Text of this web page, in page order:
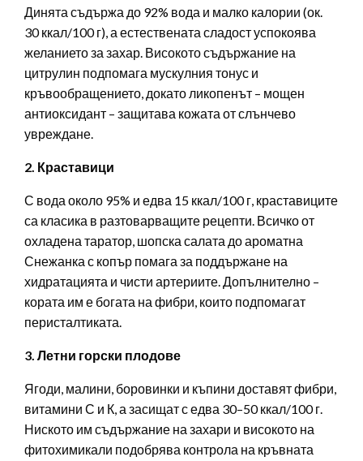
Динята съдържа до 92% вода и малко калории (ок.
30 ккал/100 г), а естествената сладост успокоява
желанието за захар. Високото съдържание на
цитрулин подпомага мускулния тонус и
кръвообращението, докато ликопенът – мощен
антиоксидант – защитава кожата от слънчево
увреждане.
2. Краставици
С вода около 95% и едва 15 ккал/100 г, краставиците
са класика в разтоварващите рецепти. Всичко от
охладена таратор, шопска салата до ароматна
Снежанка с копър помага за поддържане на
хидратацията и чисти артериите. Допълнително –
кората им е богата на фибри, които подпомагат
перисталтиката.
3. Летни горски плодове
Ягоди, малини, боровинки и къпини доставят фибри,
витамини С и К, а засищат с едва 30–50 ккал/100 г.
Ниското им съдържание на захари и високото на
фито­химикали подобрява контрола на кръвната